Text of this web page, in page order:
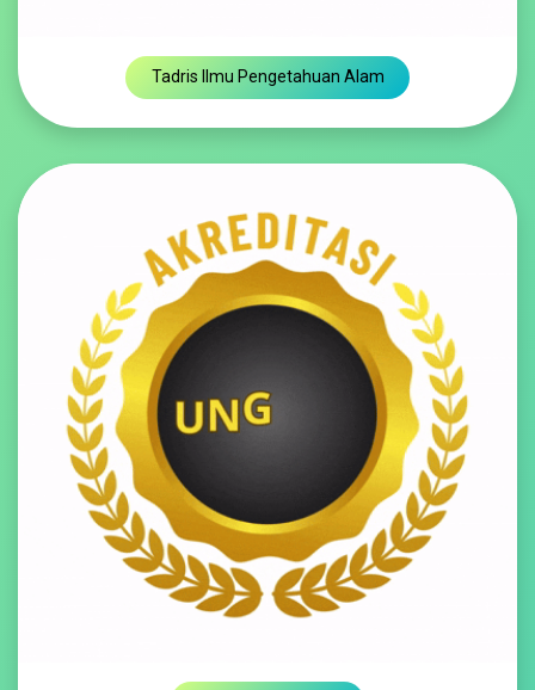
Tadris Ilmu Pengetahuan Alam